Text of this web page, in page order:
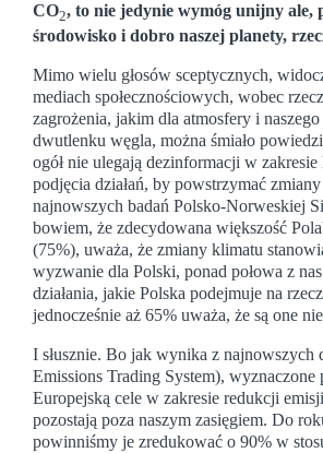
CO2, to nie jedynie wymóg unijny ale,
środowisko i dobro naszej planety,
Mimo wielu głosów sceptycznych,
mediach społecznościowych, wobec
zagrożenia, jakim dla atmosfery i
dwutlenku węgla, można śmiało
ogół nie ulegają dezinformacji w zakresie
podjęcia działań, by powstrzymać
najnowszych badań Polsko-Norweskiej
bowiem, że zdecydowana większość
(75%), uważa, że zmiany klimatu
wyzwanie dla Polski, ponad połowa z
działania, jakie Polska podejmuje na
jednocześnie aż 65% uważa, że są one
I słusznie. Bo jak wynika z najnowszych
Emissions Trading System), wyznaczone
Europejską cele w zakresie redukcji
pozostają poza naszym zasięgiem. Do
powinniśmy je zredukować o 90% w